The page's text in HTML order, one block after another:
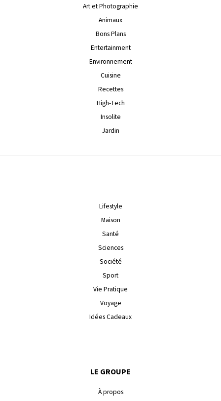
Art et Photographie
Animaux
Bons Plans
Entertainment
Environnement
Cuisine
Recettes
High-Tech
Insolite
Jardin
Lifestyle
Maison
Santé
Sciences
Société
Sport
Vie Pratique
Voyage
Idées Cadeaux
LE GROUPE
À propos